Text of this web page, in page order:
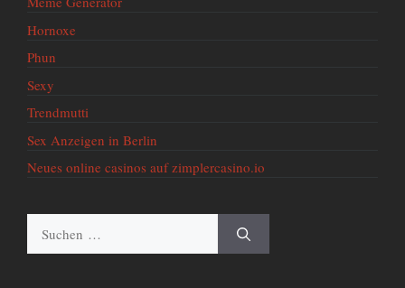
Hornoxe
Phun
Sexy
Trendmutti
Sex Anzeigen in Berlin
Neues online casinos auf zimplercasino.io
nach: